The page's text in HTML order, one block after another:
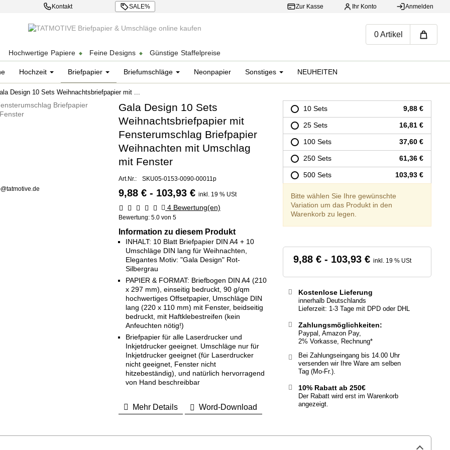
Kontakt SALE% Zur Kasse Ihr Konto Anmelden
0 Artikel
Hochwertige Papiere Feine Designs Günstige Staffelpreise
Hochzeit Briefpapier Briefumschläge Neonpapier Sonstiges NEUHEITEN
Design 10 Sets Weihnachtsbriefpapier mit ...
Gala Design 10 Sets
Weihnachtsbriefpapier mit
Fensterumschlag Briefpapier
Weihnachten mit Umschlag
mit Fenster
Art.Nr.: SKU05-0153-0090-00011p
9,88 € - 103,93 € inkl. 19 % USt
4 Bewertung(en)
Bewertung: 5.0 von 5
Information zu diesem Produkt
INHALT: 10 Blatt Briefpapier DIN A4 + 10
Umschläge DIN lang für Weihnachten,
Elegantes Motiv: "Gala Design" Rot-
Silbergrau
PAPIER & FORMAT: Briefbogen DIN A4 (210
x 297 mm), einseitig bedruckt, 90 g/qm
hochwertiges Offsetpapier, Umschläge DIN
lang (220 x 110 mm) mit Fenster, beidseitig
bedruckt, mit Haftklebestreifen (kein
Anfeuchten nötig!)
Briefpapier für alle Laserdrucker und
Inkjetdrucker geeignet. Umschläge nur für
Inkjetdrucker geeignet (für Laserdrucker
nicht geeignet, Fenster nicht
hitzebeständig), und natürlich hervorragend
von Hand beschreibbar
Mehr Details Word-Download
10 Sets 9,88 €
25 Sets 16,81 €
100 Sets 37,60 €
250 Sets 61,36 €
500 Sets 103,93 €
Bitte wählen Sie Ihre gewünschte
Variation um das Produkt in den
Warenkorb zu legen.
9,88 € - 103,93 € inkl. 19 % USt
Kostenlose Lieferung
innerhalb Deutschlands
Lieferzeit: 1-3 Tage mit DPD oder DHL
Zahlungsmöglichkeiten:
Paypal, Amazon Pay,
2% Vorkasse, Rechnung*
Bei Zahlungseingang bis 14.00 Uhr
versenden wir Ihre Ware am selben
Tag (Mo-Fr.).
10% Rabatt ab 250€
Der Rabatt wird erst im Warenkorb
angezeigt.